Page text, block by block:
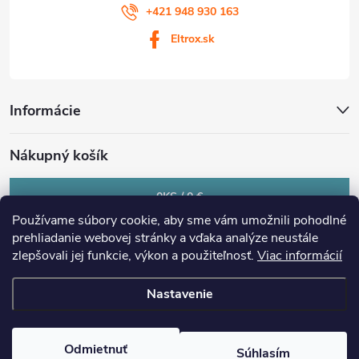
Používame súbory cookie, aby sme vám umožnili pohodlné
prehliadanie webovej stránky a vďaka analýze neustále
zlepšovali jej funkcie, výkon a použiteľnosť. Viac informácií
Nastavenie
Odmietnuť Súhlasím
+421 948 930 163
Eltrox.sk
Informácie
Nákupný košík
0KS /0 €
cookies